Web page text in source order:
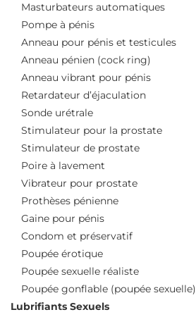
Masturbateurs automatiques
Pompe à pénis
Anneau pour pénis et testicules
Anneau pénien (cock ring)
Anneau vibrant pour pénis
Retardateur d’éjaculation
Sonde urétrale
Stimulateur pour la prostate
Stimulateur de prostate
Poire à lavement
Vibrateur pour prostate
Prothèses pénienne
Gaine pour pénis
Condom et préservatif
Poupée érotique
Poupée sexuelle réaliste
Poupée gonflable (poupée sexuelle)
Lubrifiants Sexuels